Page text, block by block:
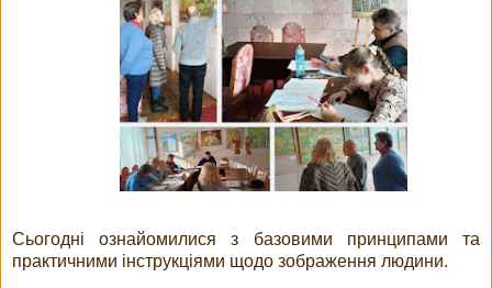
Сьогодні ознайомилися з базовими принципами та
практичними інструкціями щодо зображення людини.